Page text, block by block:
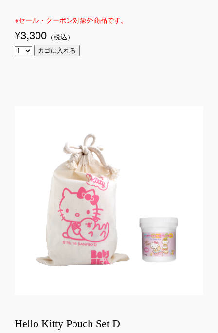
※セール・クーポン対象外商品です。
¥3,300 （税込）
Hello Kitty Pouch Set D